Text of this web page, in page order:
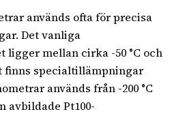
används ofta för precisa
Det vanliga
ligger mellan cirka -50 °C och
finns specialtillämpningar
används från -200 °C
avbildade Pt100-